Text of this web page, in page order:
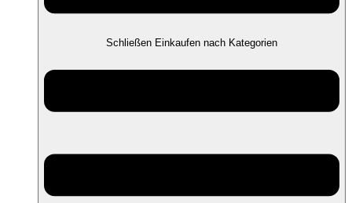
Schließen Einkaufen nach Kategorien